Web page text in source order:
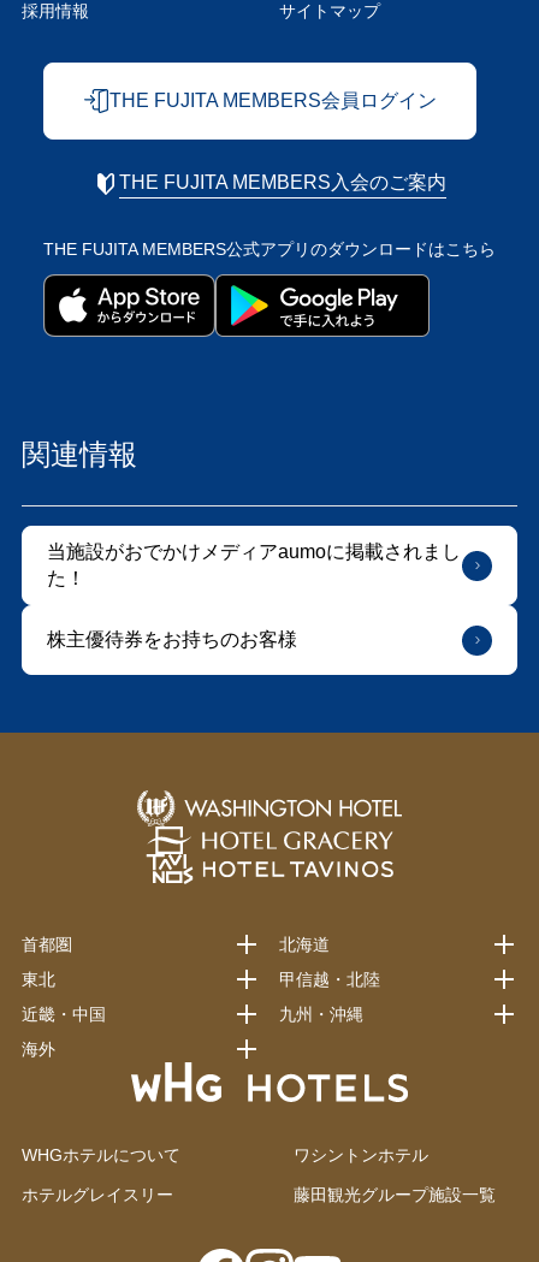
採用情報
サイトマップ
THE FUJITA MEMBERS会員ログイン
THE FUJITA MEMBERS入会のご案内
THE FUJITA MEMBERS公式アプリのダウンロードはこちら
関連情報
当施設がおでかけメディアaumoに掲載されまし
た！
株主優待券をお持ちのお客様
WHGホテルについて ワシントンホテル
ホテルグレイスリー 藤田観光グループ施設一覧
首都圏
北海道
東北
甲信越・北陸
近畿・中国
九州・沖縄
海外